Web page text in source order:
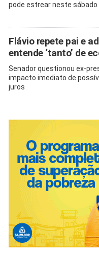
pode estrear neste sábado
Flávio repete pai e
entende ‘tanto’ de
Senador questionou ex-
impacto imediato de
juros